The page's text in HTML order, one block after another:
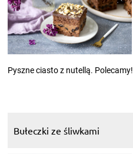
Pyszne ciasto z nutellą. Polecamy!
Bułeczki ze śliwkami